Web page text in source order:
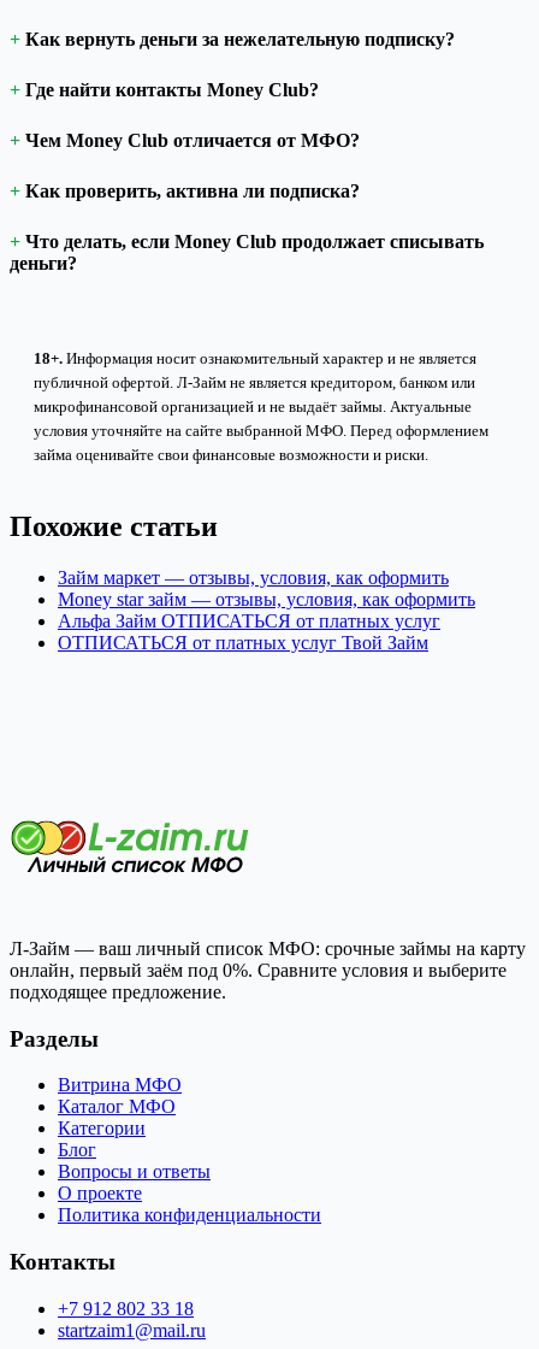
Как вернуть деньги за нежелательную подписку?
Где найти контакты Money Club?
Чем Money Club отличается от МФО?
Как проверить, активна ли подписка?
Что делать, если Money Club продолжает списывать
деньги?
18+. Информация носит ознакомительный характер и не является
публичной офертой. Л-Займ не является кредитором, банком или
микрофинансовой организацией и не выдаёт займы. Актуальные
условия уточняйте на сайте выбранной МФО. Перед оформлением
займа оценивайте свои финансовые возможности и риски.
Похожие статьи
Займ маркет — отзывы, условия, как оформить
Money star займ — отзывы, условия, как оформить
Альфа Займ ОТПИСАТЬСЯ от платных услуг
ОТПИСАТЬСЯ от платных услуг Твой Займ
Л-Займ — ваш личный список МФО: срочные займы на карту
онлайн, первый заём под 0%. Сравните условия и выберите
подходящее предложение.
Разделы
Витрина МФО
Каталог МФО
Категории
Блог
Вопросы и ответы
О проекте
Политика конфиденциальности
Контакты
+7 912 802 33 18
startzaim1@mail.ru